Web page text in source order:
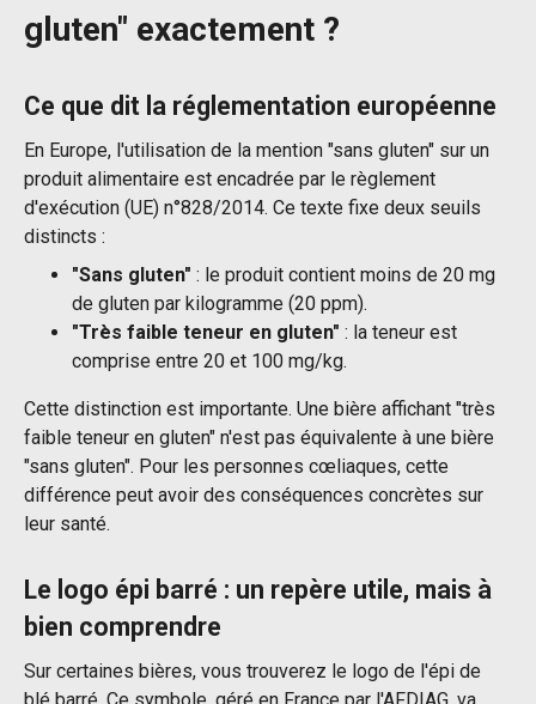
gluten" exactement ?
Ce que dit la réglementation européenne
En Europe, l'utilisation de la mention "sans gluten" sur un
produit alimentaire est encadrée par le règlement
d'exécution (UE) n°828/2014. Ce texte fixe deux seuils
distincts :
"Sans gluten" : le produit contient moins de 20 mg
de gluten par kilogramme (20 ppm).
"Très faible teneur en gluten" : la teneur est
comprise entre 20 et 100 mg/kg.
Cette distinction est importante. Une bière affichant "très
faible teneur en gluten" n'est pas équivalente à une bière
"sans gluten". Pour les personnes cœliaques, cette
différence peut avoir des conséquences concrètes sur
leur santé.
Le logo épi barré : un repère utile, mais à
bien comprendre
Sur certaines bières, vous trouverez le logo de l'épi de